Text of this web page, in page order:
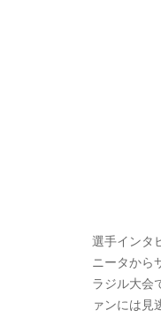
選手インタ
ニータから
ラジル大会
ァンには見